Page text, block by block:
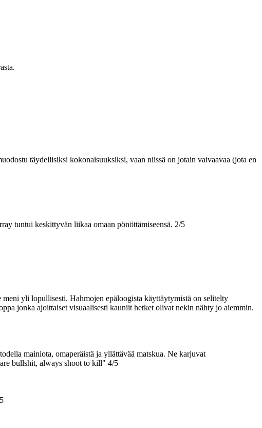
täydellisiksi kokonaisuuksiksi, vaan niissä on jotain vaivaavaa (jota en
tuntui keskittyvän liikaa omaan pönöttämiseensä. 2/5
yli lopullisesti. Hahmojen epäloogista käyttäytymistä on selitelty
jonka ajoittaiset visuaalisesti kauniit hetket olivat nekin nähty jo aiemmin.
mainiota, omaperäistä ja yllättävää matskua. Ne karjuvat
bullshit, always shoot to kill" 4/5